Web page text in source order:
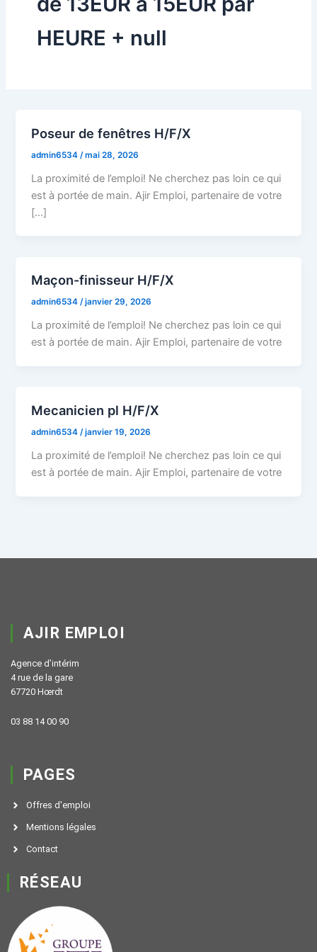
HEURE + null
Poseur de fenêtres H/F/X
admin6534 /mai 28, 2026
La proximité de l’emploi! Ne cherchez pas loin ce qui
est à portée de main. Ajir Emploi, partenaire de votre
[…]
Maçon-finisseur H/F/X
admin6534/janvier 29, 2026
La proximité de l’emploi! Ne cherchez pas loin ce qui
est à portée de main. Ajir Emploi, partenaire de votre
Mecanicien pl H/F/X
admin6534/janvier 19, 2026
La proximité de l’emploi! Ne cherchez pas loin ce qui
est à portée de main. Ajir Emploi, partenaire de votre
AJIR EMPLOI
Agence d’intérim
4 rue de la gare
67720 Hœrdt
03 88 14 00 90
PAGES
Offres d'emploi
Mentions légales
Contact
RÉSEAU